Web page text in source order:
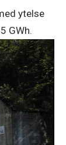
ytelse
GWh.